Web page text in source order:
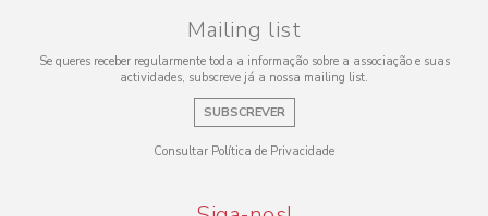
Mailing list
Se queres receber regularmente toda a informação sobre a associação e suas
actividades, subscreve já a nossa mailing list.
SUBSCREVER
Consultar Política de Privacidade